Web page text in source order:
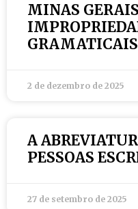
MINAS
GRAMATICAIS
2 de dezembro de 2025
A
PESSOAS
27 de setembro de 2025